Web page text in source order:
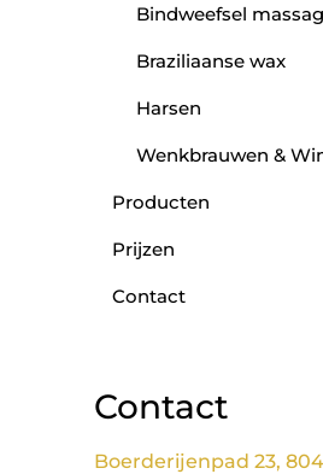
Bindweefsel
Braziliaanse wax
Harsen
Wenkbrauwen &
Producten
Prijzen
Contact
Contact
Boerderijenpad 23,